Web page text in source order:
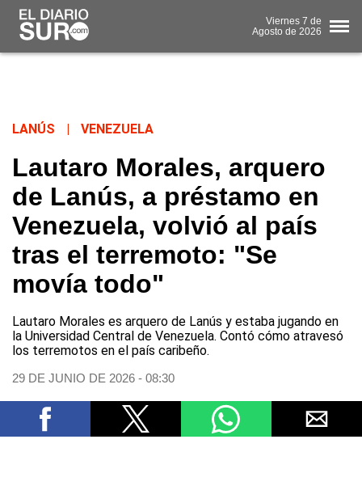
Viernes 7 de
Agosto de 2026
LANÚS VENEZUELA
Lautaro Morales, arquero
de Lanús, a préstamo en
Venezuela, volvió al país
tras el terremoto: "Se
movía todo"
Lautaro Morales es arquero de Lanús y estaba jugando en
la Universidad Central de Venezuela. Contó cómo atravesó
los terremotos en el país caribeño.
29 DE JUNIO DE 2026 - 08:30